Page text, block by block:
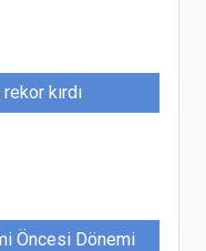
kırdı
Öncesi Dönemi